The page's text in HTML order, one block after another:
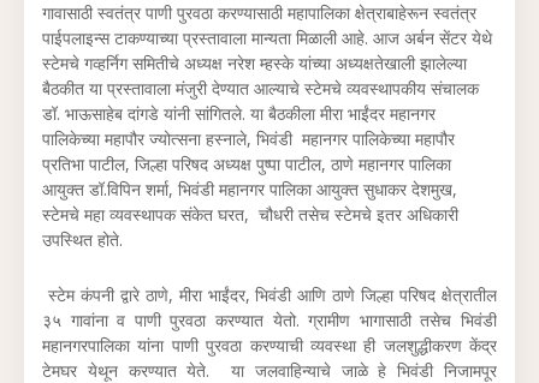
गावासाठी स्वतंत्र पाणी पुरवठा करण्यासाठी महापालिका क्षेत्राबाहेरून स्वतंत्र
पाईपलाइन्स टाकण्याच्या प्रस्तावाला मान्यता मिळाली आहे. आज अर्बन सेंटर येथे
स्टेमचे गव्हर्निग समितीचे अध्यक्ष नरेश म्हस्के यांच्या अध्यक्षतेखाली झालेल्या
बैठकीत या प्रस्तावाला मंजुरी देण्यात आल्याचे स्टेमचे व्यवस्थापकीय संचालक
डॉ. भाऊसाहेब दांगडे यांनी सांगितले. या बैठकीला मीरा भाईंदर महानगर
पालिकेच्या महापौर ज्योत्सना हस्नाले, भिवंडी महानगर पालिकेच्या महापौर
प्रतिभा पाटील, जिल्हा परिषद अध्यक्ष पुष्पा पाटील, ठाणे महानगर पालिका
आयुक्त डॉ.विपिन शर्मा, भिवंडी महानगर पालिका आयुक्त सुधाकर देशमुख,
स्टेमचे महा व्यवस्थापक संकेत घरत, चौधरी तसेच स्टेमचे इतर अधिकारी
उपस्थित होते.
स्टेम कंपनी द्वारे ठाणे, मीरा भाईंदर, भिवंडी आणि ठाणे जिल्हा परिषद क्षेत्रातील
३५ गावांना व पाणी पुरवठा करण्यात येतो. ग्रामीण भागासाठी तसेच भिवंडी
महानगरपालिका यांना पाणी पुरवठा करण्याची व्यवस्था ही जलशुद्धीकरण केंद्र
टेमघर येथून करण्यात येते. या जलवाहिन्याचे जाळे हे भिवंडी निजामपूर